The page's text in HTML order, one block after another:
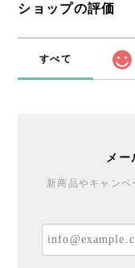
ショップの評価
すべて
メー
新商品やキャン